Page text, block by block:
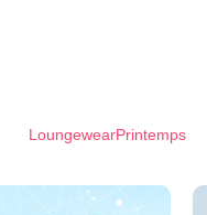
LoungewearPrintemps